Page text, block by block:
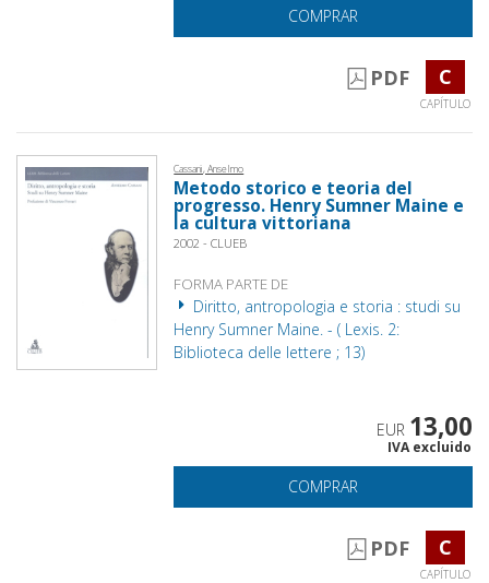
COMPRAR
PDF C
CAPÍTULO
Cassani, Anselmo
Metodo storico e teoria del
progresso. Henry Sumner Maine e
la cultura vittoriana
2002 - CLUEB
FORMA PARTE DE
Diritto, antropologia e storia : studi su
Henry Sumner Maine. - ( Lexis. 2:
Biblioteca delle lettere ; 13)
EUR 13,00
IVA excluido
COMPRAR
PDF C
CAPÍTULO